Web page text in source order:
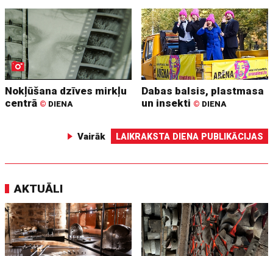
Nokļūšana dzīves mirkļu
centrā © DIENA
Dabas balsis, plastmasa
un insekti © DIENA
Vairāk LAIKRAKSTA DIENA PUBLIKĀCIJAS
AKTUĀLI